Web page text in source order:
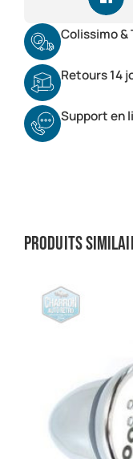
Colissimo
Retours 14
Support en
Produits